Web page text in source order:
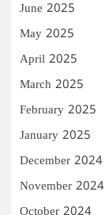
June 2025
May 2025
April 2025
March 2025
February 2025
January 2025
December 2024
November 2024
October 2024